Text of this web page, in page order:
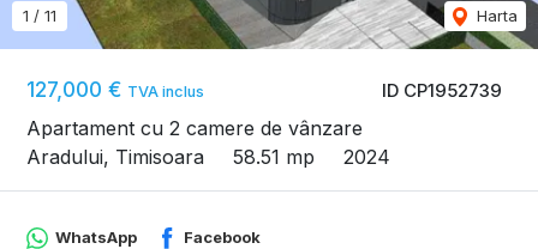
ID CP1952739
127,000 € TVA inclus
Apartament cu 2 camere de vânzare
Aradului, Timisoara
58.51 mp 2024
1 / 11 Harta
WhatsApp Facebook